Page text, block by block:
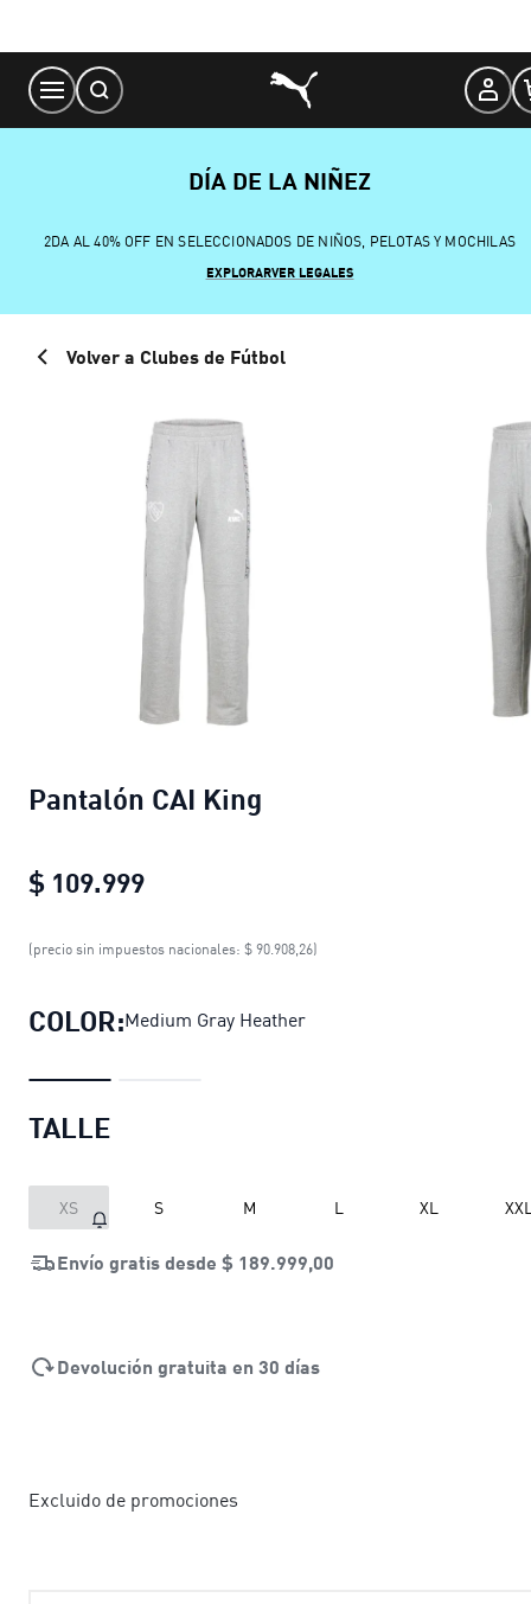
Content
DÍA DE LA NIÑEZ
2DA AL 40% OFF EN SELECCIONADOS DE NIÑOS, PELOTAS Y MOCHILAS
EXPLORARVER LEGALES
Volver a Clubes de Fútbol
Pantalón CAI King
$ 109.999
Pantalón CAI King
(precio sin impuestos nacionales: $ 90.908,26)
COLOR:Medium Gray Heather
TALLE
XS S M L XL
Envío gratis desde $ 189.999,00
Devolución gratuita en 30 días
Excluido de promociones